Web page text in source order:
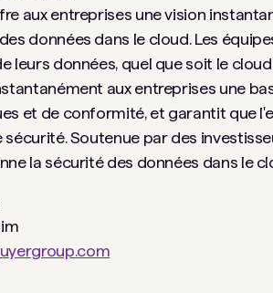
aux entreprises une vision
données dans le cloud. Les
leurs données, quel que soit le
aux entreprises une
et de conformité, et garantit que
sécurité. Soutenue par des
la sécurité des données dans le